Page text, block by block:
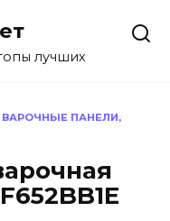
лучших
ВАРОЧНЫЕ ПАНЕЛИ,